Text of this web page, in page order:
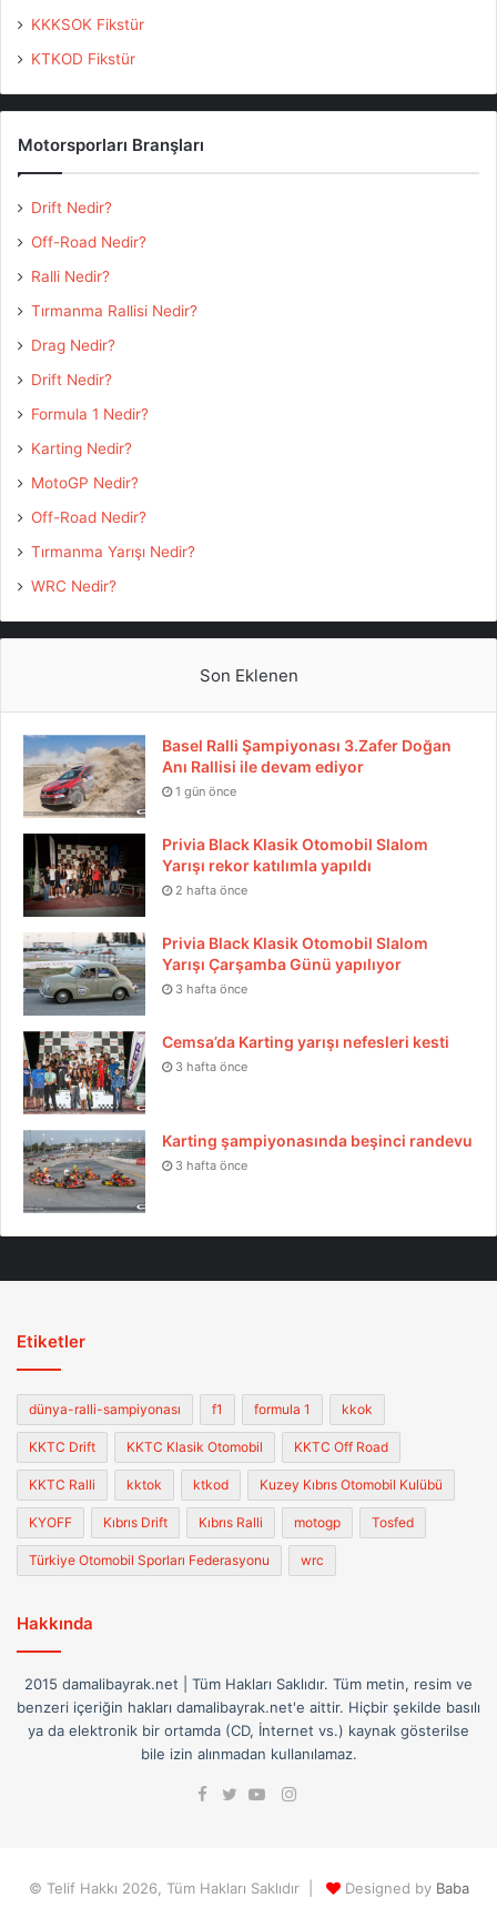
KKKSOK Fikstür
KTKOD Fikstür
Motorsporları Branşları
Drift Nedir?
Off-Road Nedir?
Ralli Nedir?
Tırmanma Rallisi Nedir?
Drag Nedir?
Drift Nedir?
Formula 1 Nedir?
Karting Nedir?
MotoGP Nedir?
Off-Road Nedir?
Tırmanma Yarışı Nedir?
WRC Nedir?
Son Eklenen
Basel Ralli Şampiyonası 3.Zafer Doğan
Anı Rallisi ile devam ediyor
1 gün önce
Privia Black Klasik Otomobil Slalom
Yarışı rekor katılımla yapıldı
2 hafta önce
Privia Black Klasik Otomobil Slalom
Yarışı Çarşamba Günü yapılıyor
3 hafta önce
Cemsa’da Karting yarışı nefesleri kesti
3 hafta önce
Karting şampiyonasında beşinci randevu
3 hafta önce
Etiketler
dünya-ralli-sampiyonası f1 formula 1 kkok
KKTC Drift KKTC Klasik Otomobil KKTC Off Road
KKTC Ralli kktok ktkod Kuzey Kıbrıs Otomobil Kulübü
KYOFF Kıbrıs Drift Kıbrıs Ralli motogp Tosfed
Türkiye Otomobil Sporları Federasyonu wrc
Hakkında
2015 damalibayrak.net | Tüm Hakları Saklıdır. Tüm metin, resim ve
benzeri içeriğin hakları damalibayrak.net'e aittir. Hiçbir şekilde basılı
ya da elektronik bir ortamda (CD, İnternet vs.) kaynak gösterilse
bile izin alınmadan kullanılamaz.
FacebookInstagram
© Telif Hakkı 2026, Tüm Hakları Saklıdır | Designed by Baba